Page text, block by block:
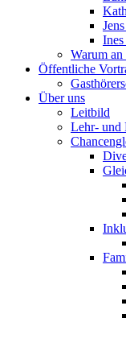
Warum
Öffentliche
Über uns
Leitbild
Lehr- und